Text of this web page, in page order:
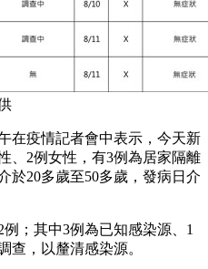
在疫情記者會中表示，今天新
、2例女性，有3例為居家隔離
於20多歲至50多歲，發病日介
；其中3例為已知感染源、1
查，以釐清感染源。